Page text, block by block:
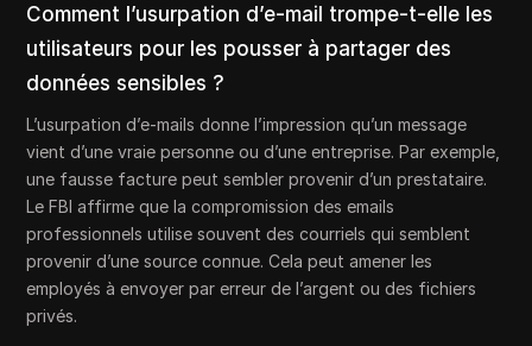
Comment l’usurpation d’e-mail trompe-t-elle les
utilisateurs pour les pousser à partager des
données sensibles ?
L’usurpation d’e-mails donne l’impression qu’un message
vient d’une vraie personne ou d’une entreprise. Par exemple,
une fausse facture peut sembler provenir d’un prestataire.
Le FBI affirme que la compromission des emails
professionnels utilise souvent des courriels qui semblent
provenir d’une source connue. Cela peut amener les
employés à envoyer par erreur de l’argent ou des fichiers
privés.